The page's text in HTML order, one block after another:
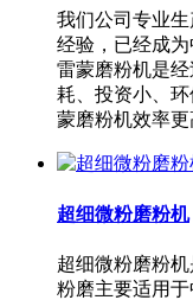
我们公司专业
经验，已经成
雷蒙磨粉机是
耗、投资小、
蒙磨粉机效率更
超细微粉磨粉机
超细微粉磨粉
粉磨主要适用